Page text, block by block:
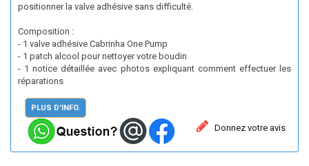
positionner la valve adhésive sans difficulté.
Composition :
- 1 valve adhésive Cabrinha One Pump
- 1 patch alcool pour nettoyer votre boudin
- 1 notice détaillée avec photos expliquant comment effectuer les
réparations
PLUS D'INFO.
Donnez votre avis